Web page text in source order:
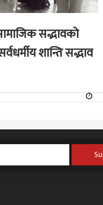
सद्भावको
शान्ति सद्भाव